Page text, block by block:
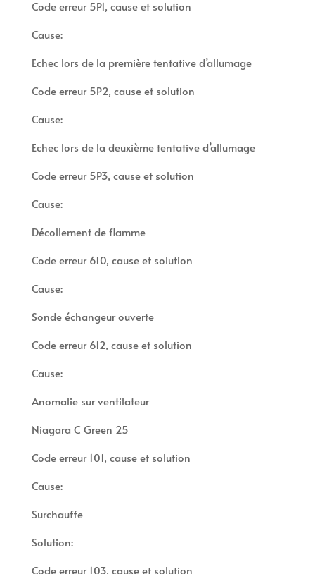
Code erreur 5P1, cause et solution
Cause:
Echec lors de la première tentative d’allumage
Code erreur 5P2, cause et solution
Cause:
Echec lors de la deuxième tentative d’allumage
Code erreur 5P3, cause et solution
Cause:
Décollement de flamme
Code erreur 610, cause et solution
Cause:
Sonde échangeur ouverte
Code erreur 612, cause et solution
Cause:
Anomalie sur ventilateur
Niagara C Green 25
Code erreur 101, cause et solution
Cause:
Surchauffe
Solution:
Code erreur 103, cause et solution